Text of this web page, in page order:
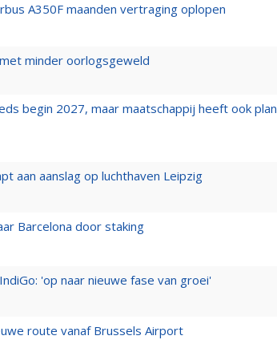
A350F maanden vertraging oplopen
minder oorlogsgeweld
begin 2027, maar maatschappij heeft ook plan
aan aanslag op luchthaven Leipzig
Barcelona door staking
'op naar nieuwe fase van groei'
route vanaf Brussels Airport